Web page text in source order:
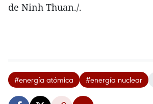
de Ninh Thuan./.
#energía atómica #energía nuclear